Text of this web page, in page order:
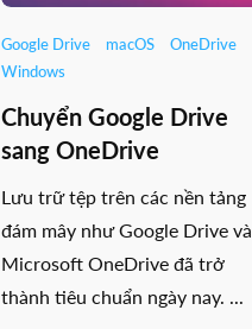
Google Drive macOS
OneDrive
Windows
Chuyển Google Drive
sang OneDrive
Lưu trữ tệp trên các nền tảng
đám mây như Google Drive và
Microsoft OneDrive đã trở
thành tiêu chuẩn ngày nay. ...